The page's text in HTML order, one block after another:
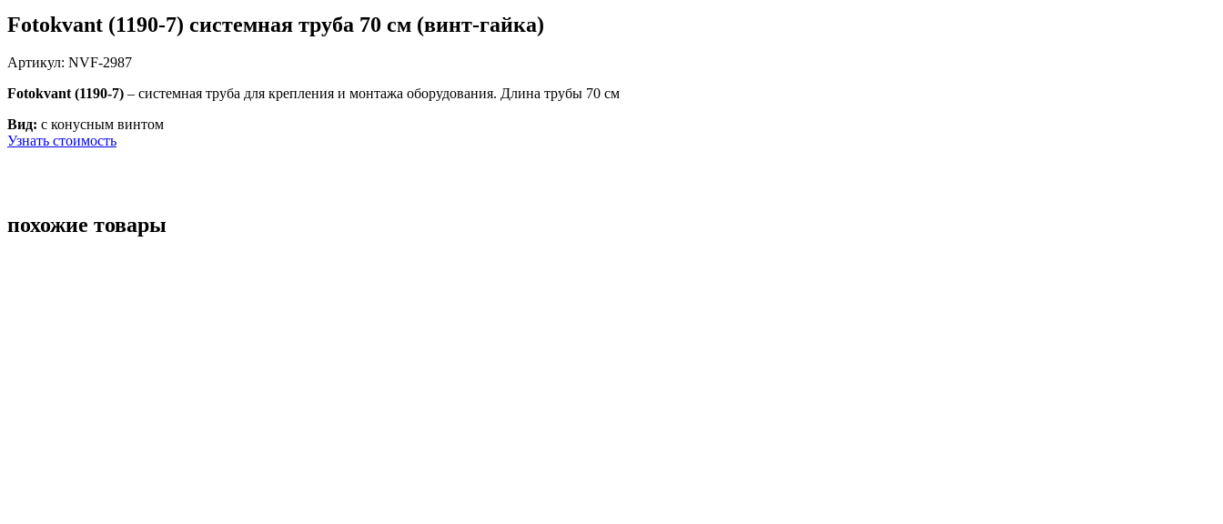
Fotokvant (1190-7) системная труба 70 см (винт-гайка)
Артикул: NVF-2987
Fotokvant (1190-7) – системная труба для крепления и монтажа оборудования. Длина трубы 70 см
Вид: с конусным винтом
Узнать стоимость
похожие товары